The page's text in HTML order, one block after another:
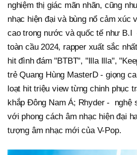
nghiệm thị giác mãn nhãn, cũng
nhạc hiện đại và bùng nổ cảm xúc
cao trong nước và quốc tế như B.I
toàn cầu 2024, rapper xuất sắc
hit đình đám "BTBT", "Illa Illa",
trẻ Quang Hùng MasterD - giọng
loạt hit triệu view từng chinh phục
khắp Đông Nam Á; Rhyder - nghệ
với phong cách âm nhạc hiện đại
tượng âm nhạc mới của V-Pop.